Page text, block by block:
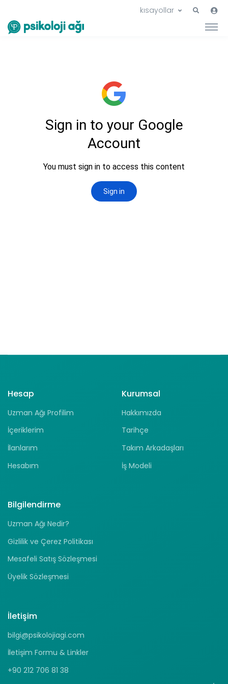
kısayollar
Oryantasyon
Hesap
Uzman Ağı Profilim
İçeriklerim
İlanlarım
Hesabım
Kurumsal
Hakkımızda
Tarihçe
Takım Arkadaşları
İş Modeli
Bilgilendirme
Uzman Ağı Nedir?
Gizlilik ve Çerez Politikası
Mesafeli Satış Sözleşmesi
Üyelik Sözleşmesi
İletişim
bilgi@psikolojiagi.com
İletişim Formu & Linkler
+90 212 706 81 38